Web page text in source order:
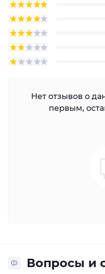
Нет отзывов о
первым,
Вопросы и